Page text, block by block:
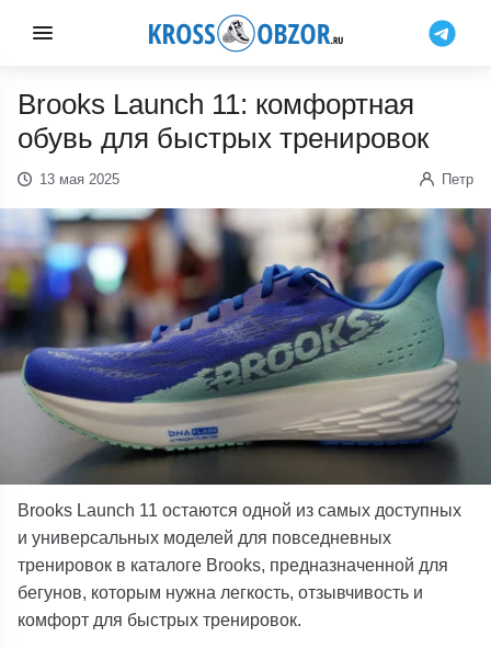
Brooks Launch 11: комфортная
обувь для быстрых тренировок
13 мая 2025 Петр
Brooks Launch 11 остаются одной из самых доступных
и универсальных моделей для повседневных
тренировок в каталоге Brooks, предназначенной для
бегунов, которым нужна легкость, отзывчивость и
комфорт для быстрых тренировок.